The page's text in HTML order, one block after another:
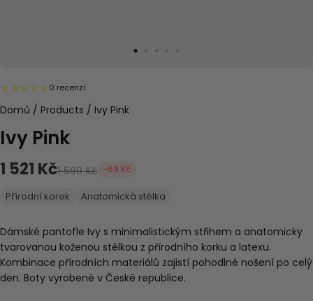
0 recenzí
Domů / Products / Ivy Pink
Ivy Pink
1 521 Kč1 590 Kč -69 Kč
Přírodní korek Anatomická stélka
Dámské pantofle Ivy s minimalistickým střihem a anatomicky
tvarovanou koženou stélkou z přírodního korku a latexu.
Kombinace přírodních materiálů zajistí pohodlné nošení po celý
den. Boty vyrobené v České republice.